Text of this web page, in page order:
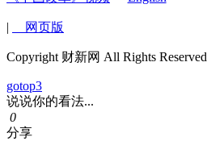
| 网页版
Copyright 财新网 All Rights Reserved
gotop3
说说你的看法...
0
分享